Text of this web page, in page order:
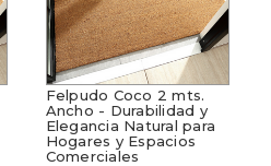
Felpudo Coco 2 mts.
Ancho - Durabilidad y
Elegancia Natural para
Hogares y Espacios
Comerciales